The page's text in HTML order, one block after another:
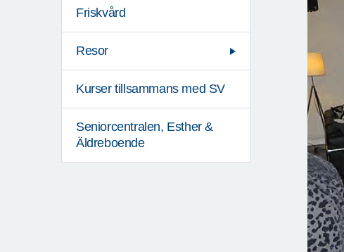
Friskvård
Resor
Kurser tillsammans med SV
Seniorcentralen, Esther &
Äldreboende